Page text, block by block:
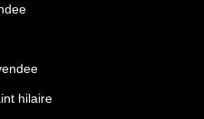
hilaire